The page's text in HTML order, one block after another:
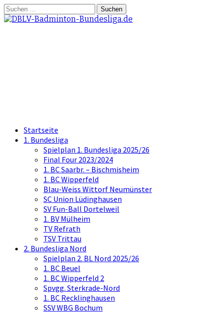
Springe
zum
Suchen
nach:
Startseite
1. Bundesliga
Spielplan 1. Bundesliga 2025/26
Final Four 2023/2024
1. BC Saarbr. – Bischmisheim
1. BC Wipperfeld
Blau-Weiss Wittorf Neumünster
SC Union Lüdinghausen
SV Fun-Ball Dortelweil
1. BV Mülheim
TV Refrath
TSV Trittau
2. Bundesliga Nord
Spielplan 2. BL Nord 2025/26
1. BC Beuel
1. BC Wipperfeld 2
Spvgg. Sterkrade-Nord
1. BC Recklinghausen
SSV WBG Bochum